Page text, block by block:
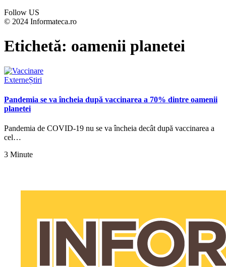
Follow US
© 2024 Informateca.ro
Etichetă: oamenii planetei
ExterneȘtiri
Pandemia se va încheia după vaccinarea a 70% dintre oamenii
planetei
Pandemia de COVID-19 nu se va încheia decât după vaccinarea a
cel…
3 Minute